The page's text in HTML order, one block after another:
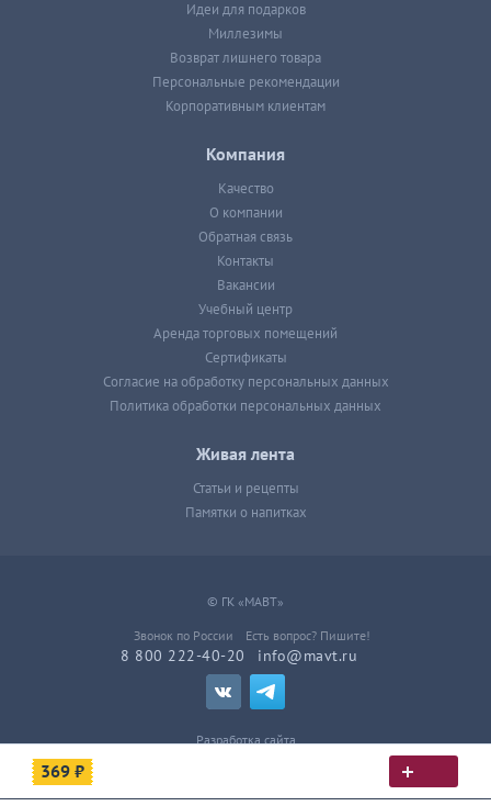
369 ₽
Идеи для подарков
Миллезимы
Возврат лишнего товара
Персональные рекомендации
Корпоративным клиентам
Компания
Качество
О компании
Обратная связь
Контакты
Вакансии
Учебный центр
Аренда торговых помещений
Сертификаты
Согласие на обработку персональных данных
Политика обработки персональных данных
Живая лента
Статьи и рецепты
Памятки о напитках
© ГК «МАВТ»
Звонок по России
8 800 222-40-20
Есть вопрос? Пишите!
info@mavt.ru
Разработка сайта